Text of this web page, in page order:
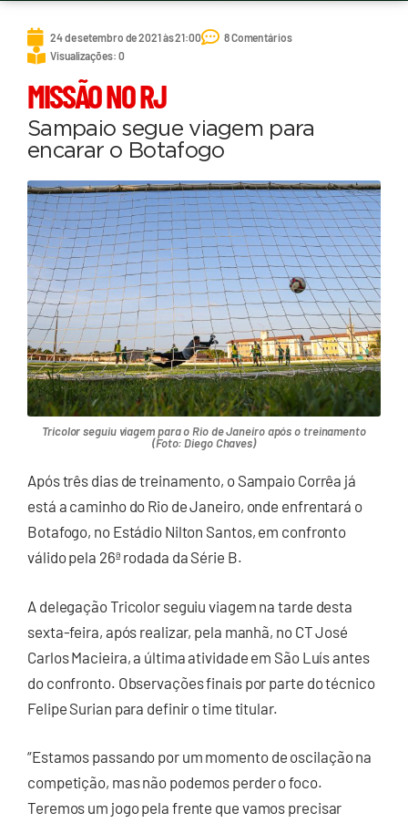
24 de setembro de 2021 às 21:00
8 Comentários
Visualizações: 0
MISSÃO NO RJ
Sampaio segue viagem para
encarar o Botafogo
Tricolor seguiu viagem para o Rio de Janeiro após o treinamento
(Foto: Diego Chaves)
Após três dias de treinamento, o Sampaio Corrêa já
está a caminho do Rio de Janeiro, onde enfrentará o
Botafogo, no Estádio Nilton Santos, em confronto
válido pela 26ª rodada da Série B.
A delegação Tricolor seguiu viagem na tarde desta
sexta-feira, após realizar, pela manhã, no CT José
Carlos Macieira, a última atividade em São Luís antes
do confronto. Observações finais por parte do técnico
Felipe Surian para definir o time titular.
“Estamos passando por um momento de oscilação na
competição, mas não podemos perder o foco.
Teremos um jogo pela frente que vamos precisar